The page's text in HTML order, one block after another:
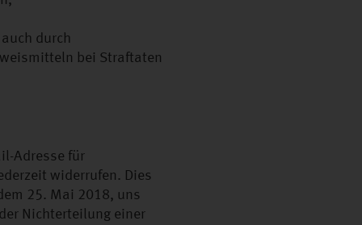
durch
bei Straftaten
Adresse für
widerrufen. Dies
25. Mai 2018, uns
Nichterteilung einer